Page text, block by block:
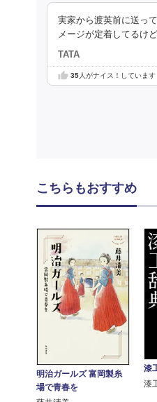
実家から渡英前に送っ
メージが定着してるけ
TATA
35人がナイス！しています
こちらもおすすめ
明治ガールズ 富岡製糸
場で青春を
漆
漆